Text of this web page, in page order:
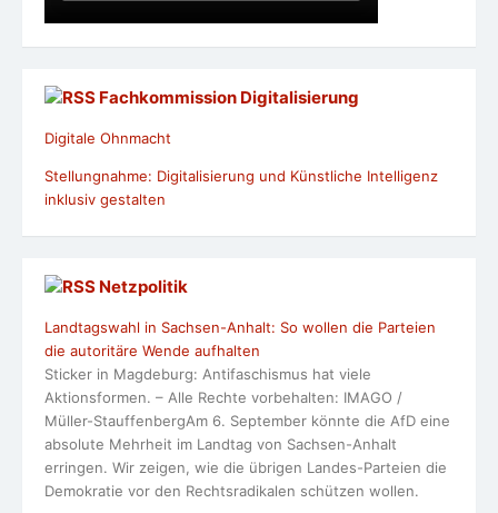
Fachkommission Digitalisierung
Digitale Ohnmacht
Stellungnahme: Digitalisierung und Künstliche Intelligenz
inklusiv gestalten
Netzpolitik
Landtagswahl in Sachsen-Anhalt: So wollen die Parteien
die autoritäre Wende aufhalten
Sticker in Magdeburg: Antifaschismus hat viele
Aktionsformen. – Alle Rechte vorbehalten: IMAGO /
Müller-StauffenbergAm 6. September könnte die AfD eine
absolute Mehrheit im Landtag von Sachsen-Anhalt
erringen. Wir zeigen, wie die übrigen Landes-Parteien die
Demokratie vor den Rechtsradikalen schützen wollen.